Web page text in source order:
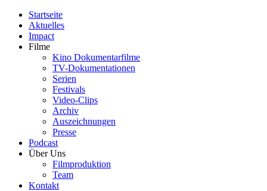
Startseite
Aktuelles
Impact
Filme
Kino Dokumentarfilme
TV-Dokumentationen
Serien
Festivals
Video-Clips
Archiv
Auszeichnungen
Presse
Podcast
Über Uns
Filmproduktion
Team
Kontakt